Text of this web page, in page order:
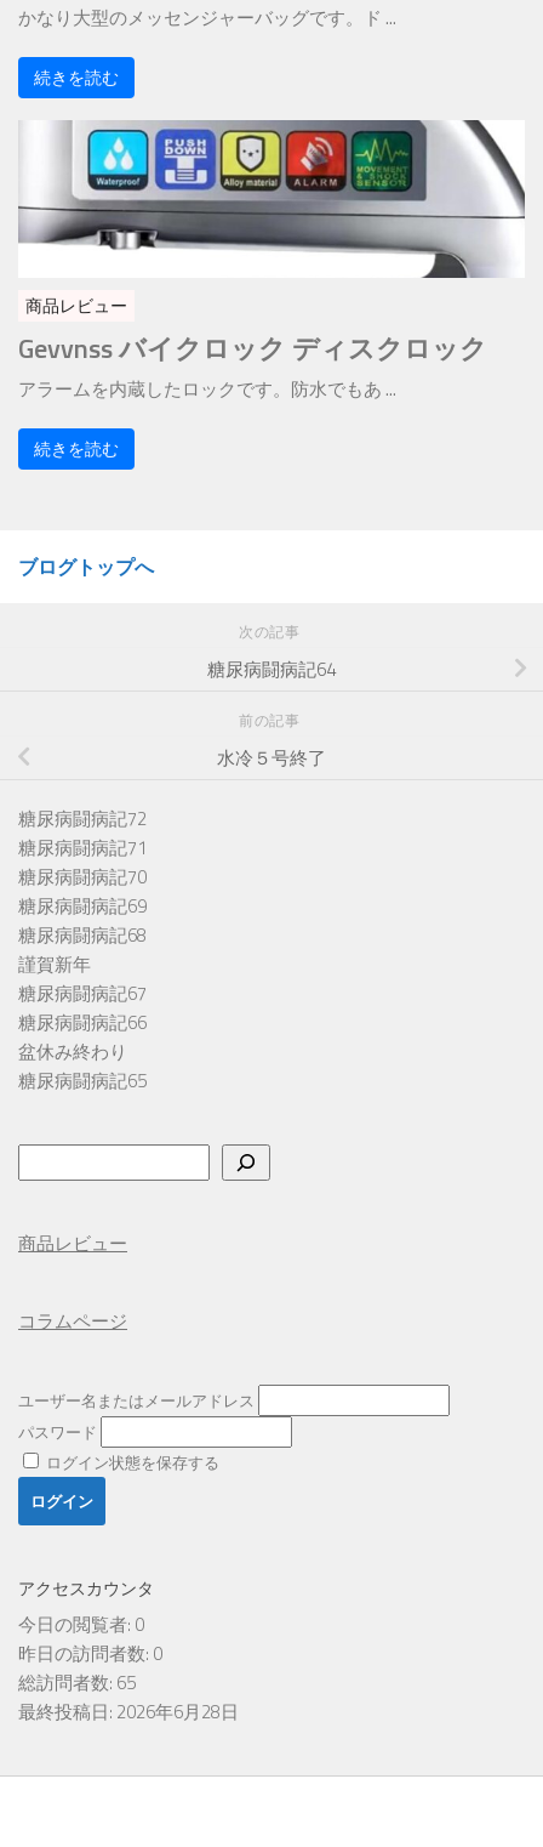
かなり大型のメッセンジャーバッグです。ド ...
続きを読む
商品レビュー
Gevvnss バイクロック ディスクロック
アラームを内蔵したロックです。防水でもあ ...
続きを読む
ブログトップへ
次の記事
糖尿病闘病記64
前の記事
水冷５号終了
糖尿病闘病記72
糖尿病闘病記71
糖尿病闘病記70
糖尿病闘病記69
糖尿病闘病記68
謹賀新年
糖尿病闘病記67
糖尿病闘病記66
盆休み終わり
糖尿病闘病記65
索
商品レビュー
コラムページ
ユーザー名またはメールアドレス
パスワード
ログイン状態を保存する
アクセスカウンタ
今日の閲覧者: 0
昨日の訪問者数: 0
総訪問者数: 65
最終投稿日: 2026年6月28日